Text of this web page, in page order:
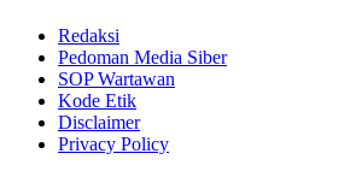
Redaksi
Pedoman Media Siber
SOP Wartawan
Kode Etik
Disclaimer
Privacy Policy